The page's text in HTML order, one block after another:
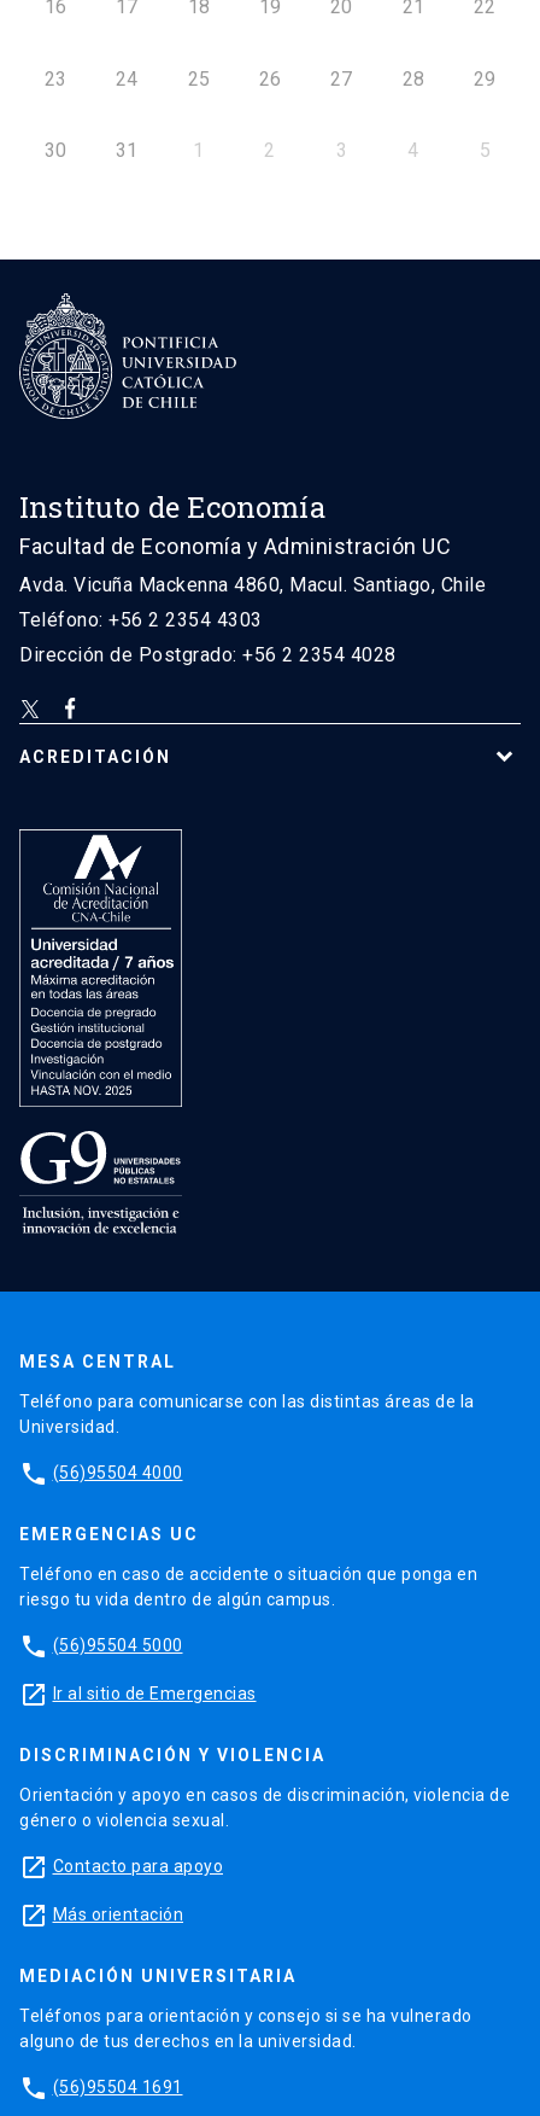
16 17 18 19 20 21 22
23 24 25 26 27 28 29
30 31 1 2 3 4 5
Instituto de Economía
Facultad de Economía y Administración UC
Avda. Vicuña Mackenna 4860, Macul. Santiago, Chile
Teléfono: +56 2 2354 4303
Dirección de Postgrado: +56 2 2354 4028
ACREDITACIÓN
MESA CENTRAL
Teléfono para comunicarse con las distintas áreas de la
Universidad.
phone (56)95504 4000
EMERGENCIAS UC
Teléfono en caso de accidente o situación que ponga en
riesgo tu vida dentro de algún campus.
phone (56)95504 5000
launch Ir al sitio de Emergencias
DISCRIMINACIÓN Y VIOLENCIA
Orientación y apoyo en casos de discriminación, violencia de
género o violencia sexual.
launch Contacto para apoyo
launch Más orientación
MEDIACIÓN UNIVERSITARIA
Teléfonos para orientación y consejo si se ha vulnerado
alguno de tus derechos en la universidad.
phone (56)95504 1691